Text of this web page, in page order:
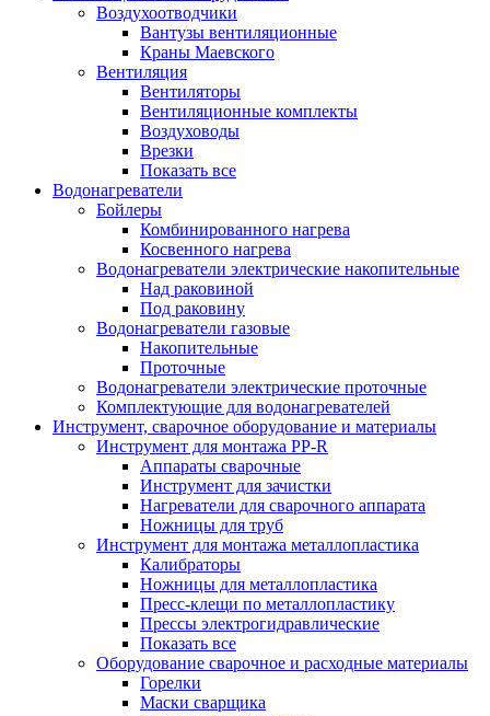
Воздухоотводчики
Вантузы вентиляционные
Краны Маевского
Вентиляция
Вентиляторы
Вентиляционные комплекты
Воздуховоды
Врезки
Показать все
Водонагреватели
Бойлеры
Комбинированного нагрева
Косвенного нагрева
Водонагреватели электрические накопительные
Над раковиной
Под раковину
Водонагреватели газовые
Накопительные
Проточные
Водонагреватели электрические проточные
Комплектующие для водонагревателей
Инструмент, сварочное оборудование и материалы
Инструмент для монтажа PP-R
Аппараты сварочные
Инструмент для зачистки
Нагреватели для сварочного аппарата
Ножницы для труб
Инструмент для монтажа металлопластика
Калибраторы
Ножницы для металлопластика
Пресс-клещи по металлопластику
Прессы электрогидравлические
Показать все
Оборудование сварочное и расходные материалы
Горелки
Маски сварщика